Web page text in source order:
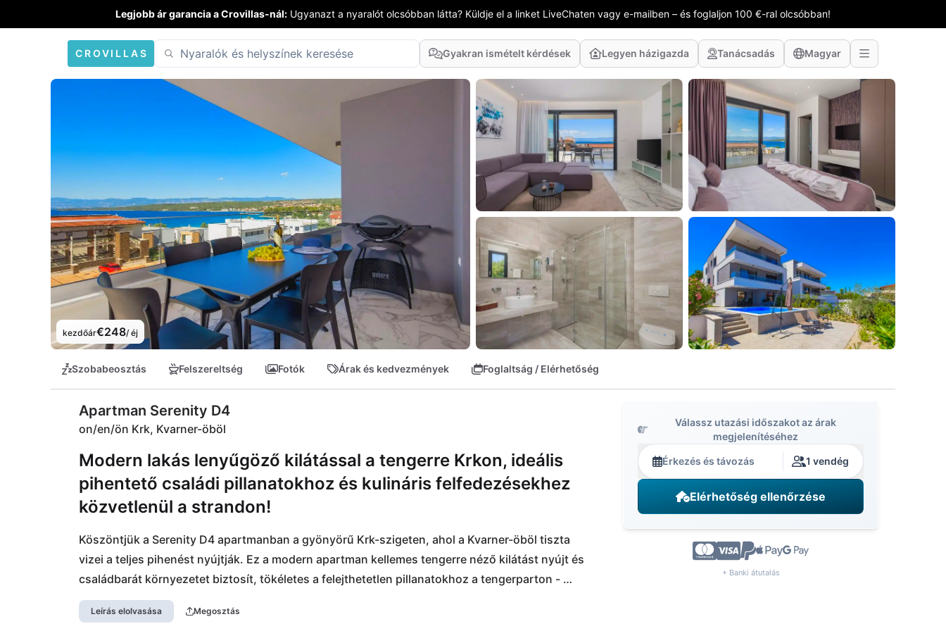
Legjobb ár garancia a Crovillas-nál: Ugyanazt a nyaralót olcsóbban látta? Küldje el a linket LiveChaten vagy e-mailben – és foglaljon 100 €-ral olcsóbban!
CROVILLAS Gyakran ismételt kérdések Legyen házigazda Tanácsadás Magyar
kezdőár€248/ éj
Szobabeosztás Felszereltség Fotók Árak és kedvezmények Foglaltság / Elérhetőség
Apartman Serenity D4
on/en/ön Krk, Kvarner-öböl
Modern lakás lenyűgöző kilátással a tengerre Krkon, ideális
pihentető családi pillanatokhoz és kulináris felfedezésekhez
közvetlenül a strandon!
Köszöntjük a Serenity D4 apartmanban a gyönyörű Krk-szigeten, ahol a Kvarner-öböl tiszta
vizei a teljes pihenést nyújtják. Ez a modern apartman kellemes tengerre néző kilátást nyújt és
családbarát környezetet biztosít, tökéletes a felejthetetlen pillanatokhoz a tengerparton -
mindössze néhány lépésnyire!
Leírás elolvasása Megosztás
Válassz utazási időszakot az árak
megjelenítéséhez
Érkezés és távozás 1 vendég
Elérhetőség ellenőrzése
+ Banki átutalás